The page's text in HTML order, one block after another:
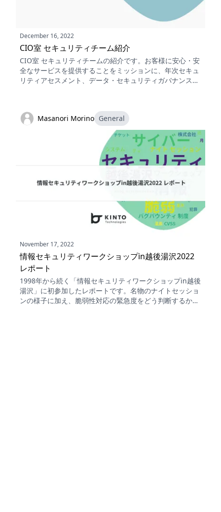
December 16, 2022
CIO室 セキュリティチーム紹介
CIO室 セキュリティチームの紹介です。お客様に安心・安
全なサービスを提供することをミッションに、年次セキュ
リティアセスメント、データ・セキュリティガバナンス体
す。
Masanori Morino General
November 17, 2022
情報セキュリティワークショップin越後湯沢2022
レポート
1998年から続く「情報セキュリティワークショップin越後
湯沢」に初参加したレポートです。名物のナイトセッショ
ンの様子に加え、脆弱性対応の緊急度をどう判断するか、